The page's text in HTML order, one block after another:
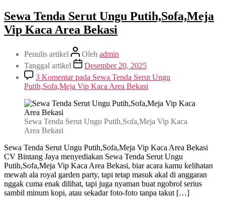
Sewa Tenda Serut Ungu Putih,Sofa,Meja
Vip Kaca Area Bekasi
Penulis artikel Oleh admin
Tanggal artikel
Desember 20, 2025
3 Komentarpada Sewa Tenda Serut Ungu
Putih,Sofa,Meja Vip Kaca Area Bekasi
Sewa Tenda Serut Ungu Putih,Sofa,Meja Vip Kaca
Area Bekasi
Sewa Tenda Serut Ungu Putih,Sofa,Meja Vip Kaca Area Bekasi
CV Bintang Jaya menyediakan Sewa Tenda Serut Ungu
Putih,Sofa,Meja Vip Kaca Area Bekasi, biar acara kamu kelihatan
mewah ala royal garden party, tapi tetap masuk akal di anggaran
nggak cuma enak dilihat, tapi juga nyaman buat ngobrol serius
sambil minum kopi, atau sekadar foto-foto tanpa takut […]